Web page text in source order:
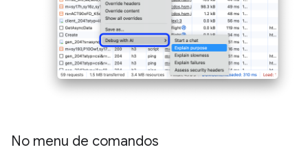
No menu de comandos